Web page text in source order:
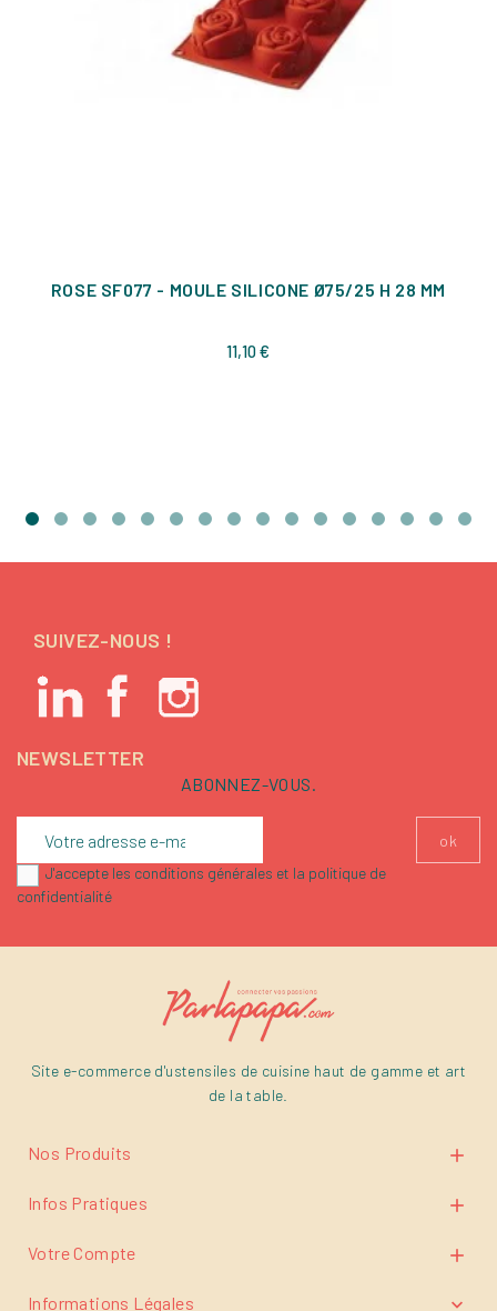
ROSE SF077 - MOULE SILICONE Ø75/25 H 28 MM
11,10 €
SUIVEZ-NOUS !
NEWSLETTER
ABONNEZ-VOUS.
J'accepte les conditions générales et la politique de
confidentialité
Site e-commerce d'ustensiles de cuisine haut de gamme et art
de la table.
Nos Produits 
Infos Pratiques 
Votre Compte 
Informations Légales 